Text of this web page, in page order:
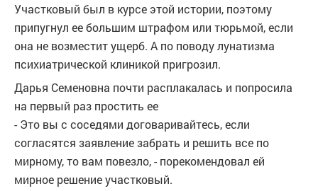
Участковый был в курсе этой истории, поэтому
припугнул ее большим штрафом или тюрьмой, если
она не возместит ущерб. А по поводу лунатизма
психиатрической клиникой пригрозил.
Дарья Семеновна почти расплакалась и попросила
на первый раз простить ее
- Это вы с соседями договаривайтесь, если
согласятся заявление забрать и решить все по
мирному, то вам повезло, - порекомендовал ей
мирное решение участковый.